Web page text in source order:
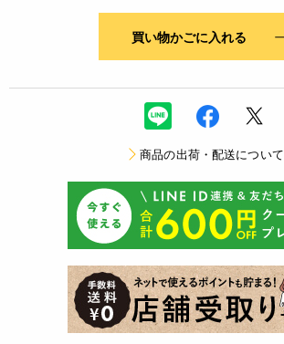
買い物かごに入れる
商品の出荷・配送について